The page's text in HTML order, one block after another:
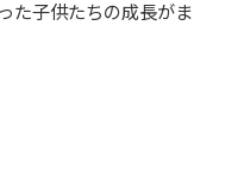
た子供たちの成長がま